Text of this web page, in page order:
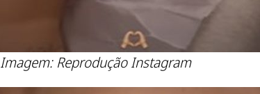
Imagem: Reprodução Instagram